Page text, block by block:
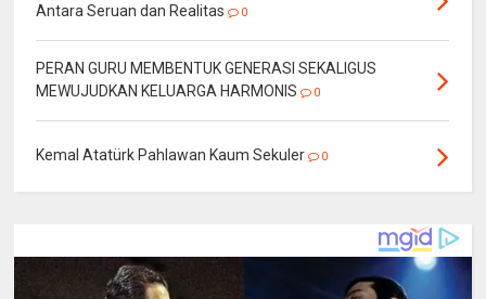
Antara Seruan dan Realitas
0
PERAN GURU MEMBENTUK GENERASI SEKALIGUS
MEWUJUDKAN KELUARGA HARMONIS
0
Kemal Atatürk Pahlawan Kaum Sekuler 0